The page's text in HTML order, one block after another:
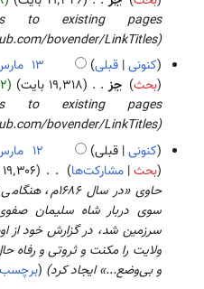
ش
ر
ا
ی
ش
ص
ۀ
و
ی
ر
ا
ی
ش
۲
to existing pages
bovender/LinkTitles).
کنونی قبلی
بحث جز ۱۹٬۳۱۸ بایت
to existing pages
bovender/LinkTitles).
کنونی قبلی
بحث مشارکت‌ها ۱۹٬۳۰۶ بایت
حاوی «در سال
سوی دربار شاه سلیمان صفوی
سرزمین شد، در گزارش خود از
ولایت را مکنت و ثروتی و رفاه
و بی‌وضع...» ایجاد کرد
برچسب